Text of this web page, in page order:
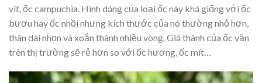
vít, ốc campuchia. Hình dáng của loại ốc này khá giống với ốc
bươu hay ốc nhồi nhưng kích thước của nó thường nhỏ hơn,
thân dài nhọn và xoắn thành nhiều vòng. Giá thành của ốc vặn
trên thị trường sẽ rẻ hơn so với ốc hương, ốc mít…